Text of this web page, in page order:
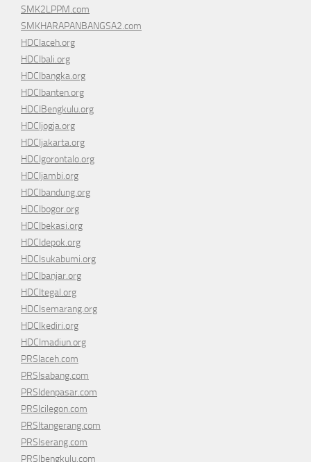
SMK2LPPM.com
SMKHARAPANBANGSA2.com
HDCIaceh.org
HDCIbali.org
HDCIbangka.org
HDCIbanten.org
HDCIBengkulu.org
HDCIjogja.org
HDCIjakarta.org
HDCIgorontalo.org
HDCIjambi.org
HDCIbandung.org
HDCIbogor.org
HDCIbekasi.org
HDCIdepok.org
HDCIsukabumi.org
HDCIbanjar.org
HDCItegal.org
HDCIsemarang.org
HDCIkediri.org
HDCImadiun.org
PRSIaceh.com
PRSIsabang.com
PRSIdenpasar.com
PRSIcilegon.com
PRSItangerang.com
PRSIserang.com
PRSIbengkulu.com